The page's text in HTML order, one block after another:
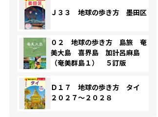
Ｊ３３ 地球の歩き方 墨田区
０２ 地球の歩き方 島旅 奄
美大島 喜界島 加計呂麻島
（奄美群島１） ５訂版
Ｄ１７ 地球の歩き方 タイ
２０２７～２０２８